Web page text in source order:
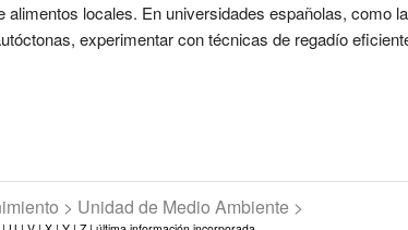
locales. En universidades españolas, como
experimentar con técnicas de regadío
> Unidad de Medio Ambiente >